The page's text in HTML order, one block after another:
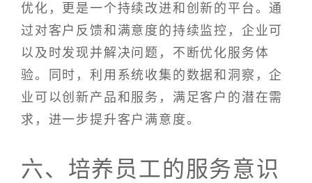
优化，更是一个持续改进和创新的平台。通
过对客户反馈和满意度的持续监控，企业可
以及时发现并解决问题，不断优化服务体
验。同时，利用系统收集的数据和洞察，企
业可以创新产品和服务，满足客户的潜在需
求，进一步提升客户满意度。
六、培养员工的服务意识